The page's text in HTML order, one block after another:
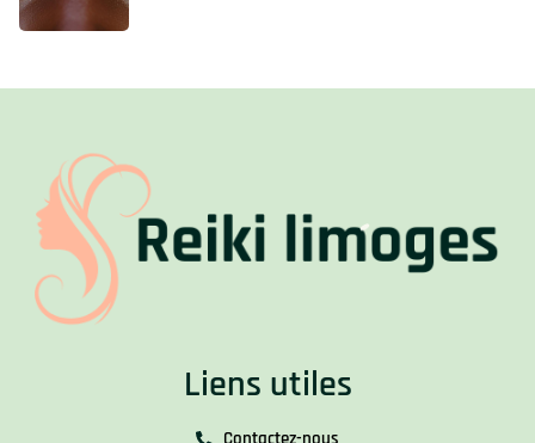
Liens utiles